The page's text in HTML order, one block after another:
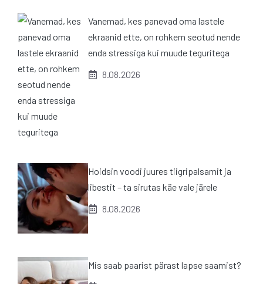
Vanemad, kes panevad oma lastele
ekraanid ette, on rohkem seotud nende
enda stressiga kui muude teguritega
8.08.2026
Hoidsin voodi juures tiigripalsamit ja
libestit – ta sirutas käe vale järele
8.08.2026
Mis saab paarist pärast lapse saamist?